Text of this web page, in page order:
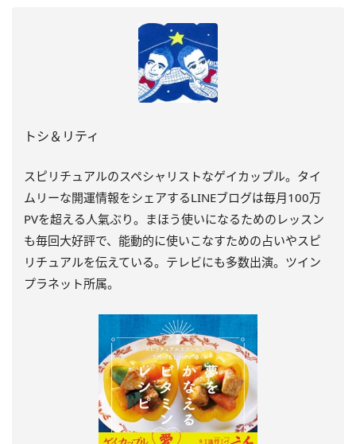
トシ＆リティ
スピリチュアルのスペシャリストなゲイカップル。タイ
ムリーな開運情報をシェアするLINEブログは毎月100万
PVを超える人氣ぶり。まほう使いになるためのレッスン
も毎回大好評で、能動的に使いこなすための占いやスピ
リチュアルを伝えている。テレビにも多数出演。ツイン
プラネット所属。